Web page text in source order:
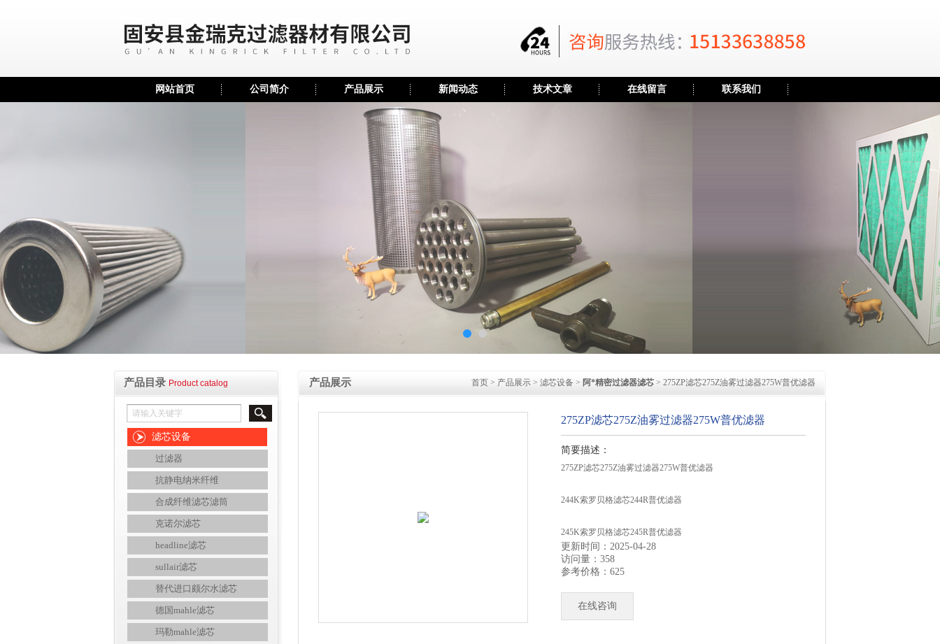
网站首页 公司简介 产品展示 新闻动态 技术文章 在线留言 联系我们
产品目录 Product catalog
滤芯设备
过滤器
抗静电纳米纤维
合成纤维滤芯滤筒
克诺尔滤芯
headline滤芯
sullair滤芯
替代进口颇尔水滤芯
德国mahle滤芯
玛勒mahle滤芯
产品展示 首页 > 产品展示 > 滤芯设备 > 阿*精密过滤器滤芯 > 275ZP滤芯275Z油雾过滤器275W普优滤器
275ZP滤芯275Z油雾过滤器275W普优滤器
简要描述：
275ZP滤芯275Z油雾过滤器275W普优滤器
244K索罗贝格滤芯244R普优滤器
245K索罗贝格滤芯245R普优滤器
274R索罗贝格滤芯275R普优滤器
更新时间：2025-04-28
访问量：358
参考价格：625
在线咨询